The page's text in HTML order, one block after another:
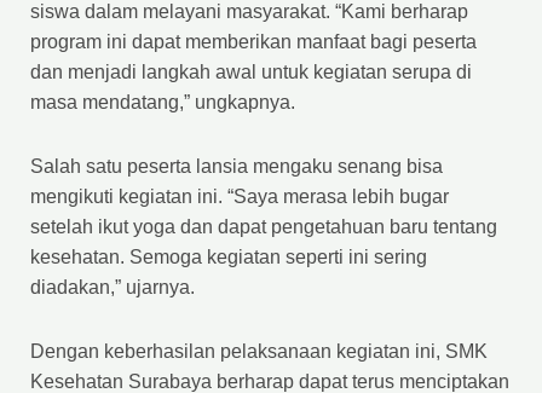
siswa dalam melayani masyarakat. “Kami berharap
program ini dapat memberikan manfaat bagi peserta
dan menjadi langkah awal untuk kegiatan serupa di
masa mendatang,” ungkapnya.
Salah satu peserta lansia mengaku senang bisa
mengikuti kegiatan ini. “Saya merasa lebih bugar
setelah ikut yoga dan dapat pengetahuan baru tentang
kesehatan. Semoga kegiatan seperti ini sering
diadakan,” ujarnya.
Dengan keberhasilan pelaksanaan kegiatan ini, SMK
Kesehatan Surabaya berharap dapat terus menciptakan